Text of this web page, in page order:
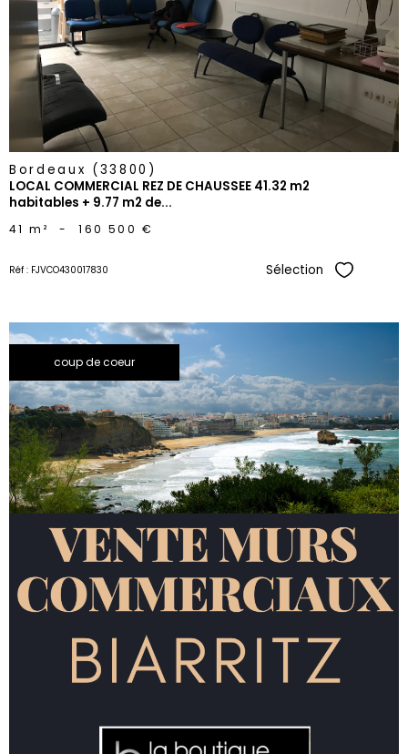
bien
Bordeaux (33800)
LOCAL COMMERCIAL REZ DE CHAUSSEE 41.32 m2
habitables + 9.77 m2 de...
41 m² - 160 500 €
Réf : FJVCO430017830 Sélection
coup de coeur
voir le
bien